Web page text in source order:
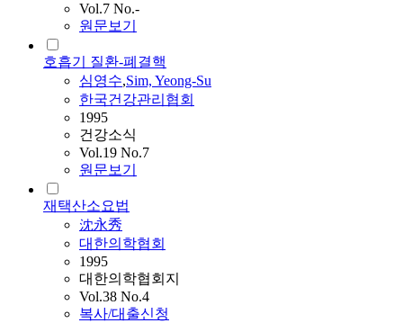
Vol.7 No.-
원문보기
호흡기 질환-폐결핵
심영수,Sim, Yeong-Su
한국건강관리협회
1995
건강소식
Vol.19 No.7
원문보기
재택산소요법
沈永秀
대한의학협회
1995
대한의학협회지
Vol.38 No.4
복사/대출신청